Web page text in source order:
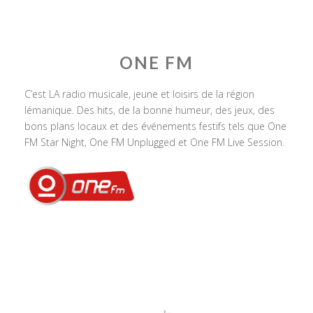
ONE FM
C’est LA radio musicale, jeune et loisirs de la région
lémanique. Des hits, de la bonne humeur, des jeux, des
bons plans locaux et des événements festifs tels que One
FM Star Night, One FM Unplugged et One FM Live Session.